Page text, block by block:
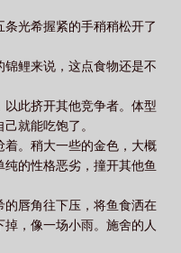
他计较。另一个脑门上有
，无聊的时候，你总是去
这两个家伙都找了你很
。上门求亲的人意外的
办法抉择，决定让哥哥帮
一次拒绝了你的要求。黑
近，他笑的有点轻蔑:“都已
真是贪心的让人有点生气
惹人爱。2.私设很多，时间
院时期的天与暴君。ooc预
情。4.女主的术式类似于无
光希握紧的手稍稍松开了
鲤来说，这点食物还是不
此挤开其他竞争者。体型
就能吃饱了。
。稍大一些的金色，大概
的性格恶劣，撞开其他鱼
唇角往下压，将鱼食洒在
，像一场小雨。施舍的人